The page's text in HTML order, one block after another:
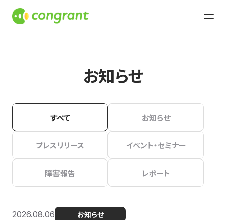
お知らせ
すべて お知らせ
プレスリリース イベント・セミナー
障害報告 レポート
2026.08.06 お知らせ